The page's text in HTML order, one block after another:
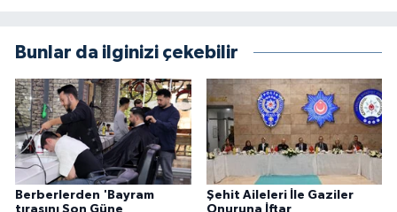
Bunlar da ilginizi çekebilir
Berberlerden 'Bayram
tıraşını Son Güne
Şehit Aileleri İle Gaziler
Onuruna İftar